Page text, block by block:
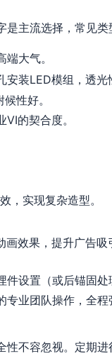
主流选择，常见类
大气。
安装LED模组，透光
性好。
的契合度。
，实现复杂造型。
效果，提升广告吸
设置（或后锚固
业团队操作，全程
不容忽视。定期